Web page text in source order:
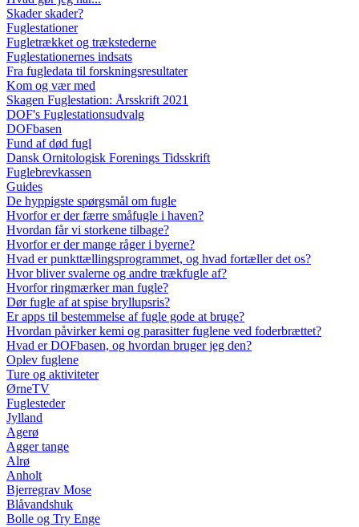
Skader skader?
Fuglestationer
Fugletrækket og trækstederne
Fuglestationernes indsats
Fra fugledata til forskningsresultater
Kom og vær med
Skagen Fuglestation: Årsskrift 2021
DOF's Fuglestationsudvalg
DOFbasen
Fund af død fugl
Dansk Ornitologisk Forenings Tidsskrift
Fuglebrevkassen
Guides
De hyppigste spørgsmål om fugle
Hvorfor er der færre småfugle i haven?
Hvordan får vi storkene tilbage?
Hvorfor er der mange råger i byerne?
Hvad er punkttællingsprogrammet, og hvad fortæller det os?
Hvor bliver svalerne og andre trækfugle af?
Hvorfor ringmærker man fugle?
Dør fugle af at spise bryllupsris?
Er apps til bestemmelse af fugle gode at bruge?
Hvordan påvirker kemi og parasitter fuglene ved foderbrættet?
Hvad er DOFbasen, og hvordan bruger jeg den?
Oplev fuglene
Ture og aktiviteter
ØrneTV
Fuglesteder
Jylland
Agerø
Agger tange
Alrø
Anholt
Bjerregrav Mose
Blåvandshuk
Bolle og Try Enge